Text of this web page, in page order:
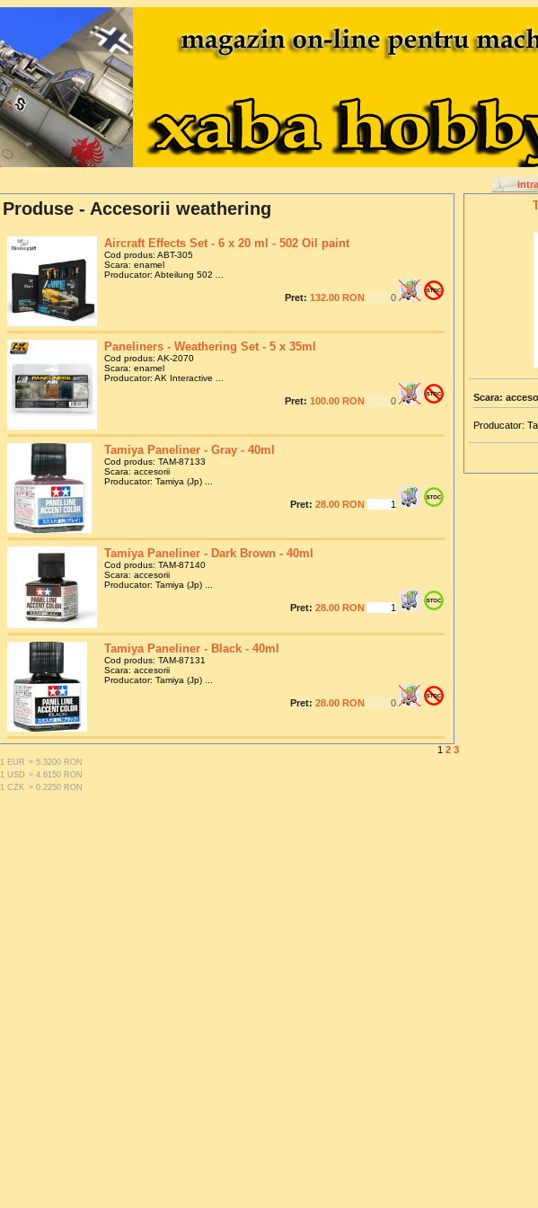
intra
Produse - Accesorii weathering
Aircraft Effects Set - 6 x 20 ml - 502 Oil paint
Cod produs: ABT-305
Scara: enamel
Producator: Abteilung 502 ...
Pret: 132.00 RON
Paneliners - Weathering Set - 5 x 35ml
Cod produs: AK-2070
Scara: enamel
Producator: AK Interactive ...
Pret: 100.00 RON
Tamiya Paneliner - Gray - 40ml
Cod produs: TAM-87133
Scara: accesorii
Producator: Tamiya (Jp) ...
Pret: 28.00 RON
Tamiya Paneliner - Dark Brown - 40ml
Cod produs: TAM-87140
Scara: accesorii
Producator: Tamiya (Jp) ...
Pret: 28.00 RON
Tamiya Paneliner - Black - 40ml
Cod produs: TAM-87131
Scara: accesorii
Producator: Tamiya (Jp) ...
Pret: 28.00 RON
1 2 3
1 EUR = 5.3200 RON
1 USD = 4.6150 RON
1 CZK = 0.2250 RON
Scara:
Producator: